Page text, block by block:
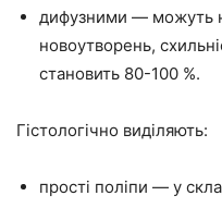
дифузними — можуть
новоутворень,
становить 80-100 %.
Гістологічно виділяють:
прості поліпи — у